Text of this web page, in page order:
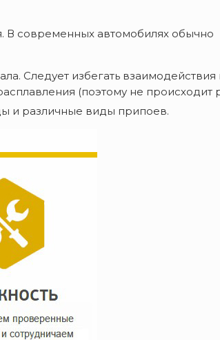
В современных автомобилях обычно
Следует избегать взаимодействия
(поэтому не происходит
и различные виды припоев.